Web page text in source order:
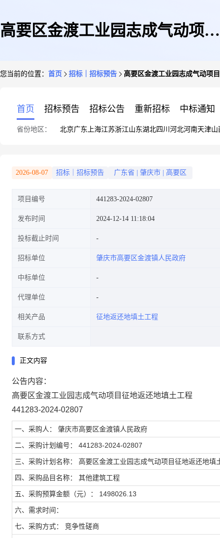
高要区金渡工业园志成气动项目
您当前的位置： 首页 招标｜招标预告 高要区金渡工业园志成气动项
首页 招标预告 招标公告 重新招标 中标通知
省份地区： 北京广东 上海江苏浙江山东湖北四川 河北河南天津山
2026-08-07 招标｜招标预告 广东省 肇庆市 高要区
项目编号 441283-2024-02807
发布时间 2024-12-14 11:18:04
投标截止时间
招标单位 肇庆市高要区金渡镇人民政府
中标单位
代理单位
相关产品 征地返还地填土工程
联系方式
正文内容
公告内容：
高要区金渡工业园志成气动项目征地返还地填土工程
441283-2024-02807
一、采购人： 肇庆市高要区金渡镇人民政府
二、采购计划编号： 441283-2024-02807
三、采购计划名称： 高要区金渡工业园志成气动项目征地返还地填
四、采购品目名称： 其他建筑工程
五、采购预算金额（元）： 1498026.13
六、需求时间：
七、采购方式： 竞争性磋商